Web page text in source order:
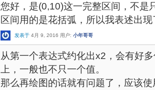
您好，是(0,10)这一完整区间，不是
区间用的是花括弧，所以我表述出
发表于 4月 9, 2016 用户: 小年哥哥
从第一个表达式约化出x2，会有好
上，一般也不只一个值。
那么再绘图的话就有问题了，应该